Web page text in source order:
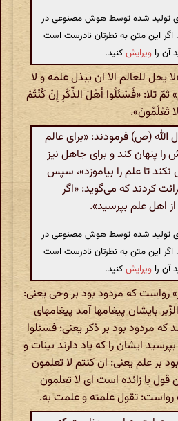
تولید شده توسط هوش مصنوعی در
اگر این متن به نظرتان نادرست است
آن را ویرایشکنید.
للعالم الا ان یبذل علمه و لا
ثمّ تلا: «فَسْئَلُوا أَهْلَ الذِّکْرِ إِنْ کُنْتُمْ
لا تَعْلَمُونَ».
(ص) فرمودند: «برای عالم
پنهان کند و برای جاهل نیز
تا علم را بیاموزد»، سپس
کردند که می‌گوید: «اگر
از اهل علم بپرسید».
تولید شده توسط هوش مصنوعی در
اگر این متن به نظرتان نادرست است
آن را ویرایشکنید.
رواست که مردود بود بر وحی یعنی:
بایشان پیغامها آمد پیغامهای
که مردود بود بر ذکر یعنی: فسئلوا
ایشان را که یاد دارند بینات و
بر علم یعنی: ان کنتم لا تعلمون
قول با زائده است ای لا تعلمون
رواست: تقول علمته و علمت به.